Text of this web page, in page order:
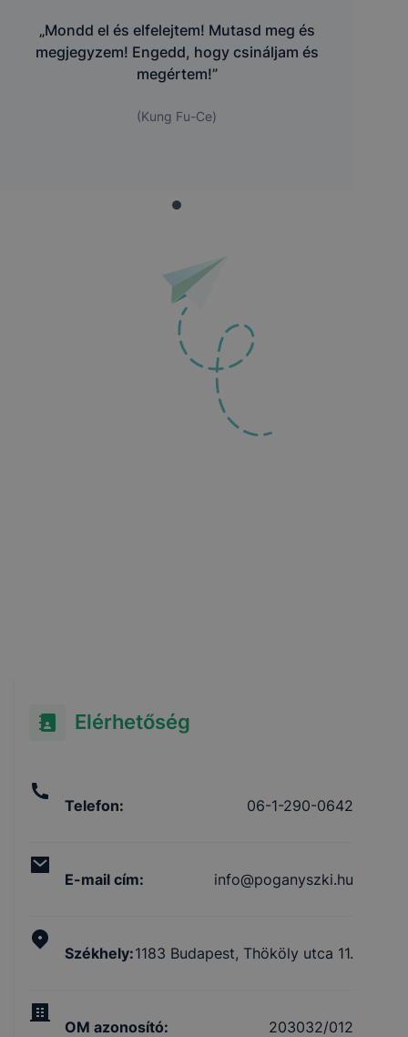
„Mondd el és elfelejtem! Mutasd meg és
megjegyzem! Engedd, hogy csináljam és
megértem!”
(Kung Fu-Ce)
Elérhetőség
Telefon: 06-1-290-0642
E-mail cím: info@poganyszki.hu
Székhely:1183 Budapest, Thököly utca 11.
OM azonosító: 203032/012